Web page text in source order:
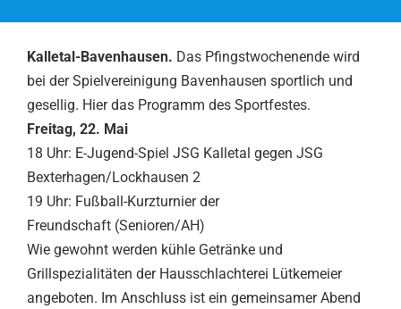
Kalletal-Bavenhausen. Das Pfingstwochenende wird
bei der Spielvereinigung Bavenhausen sportlich und
gesellig. Hier das Programm des Sportfestes.
Freitag, 22. Mai
18 Uhr: E-Jugend-Spiel JSG Kalletal gegen JSG
Bexterhagen/Lockhausen 2
19 Uhr: Fußball-Kurzturnier der
Freundschaft (Senioren/AH)
Wie gewohnt werden kühle Getränke und
Grillspezialitäten der Hausschlachterei Lütkemeier
angeboten. Im Anschluss ist ein gemeinsamer Abend